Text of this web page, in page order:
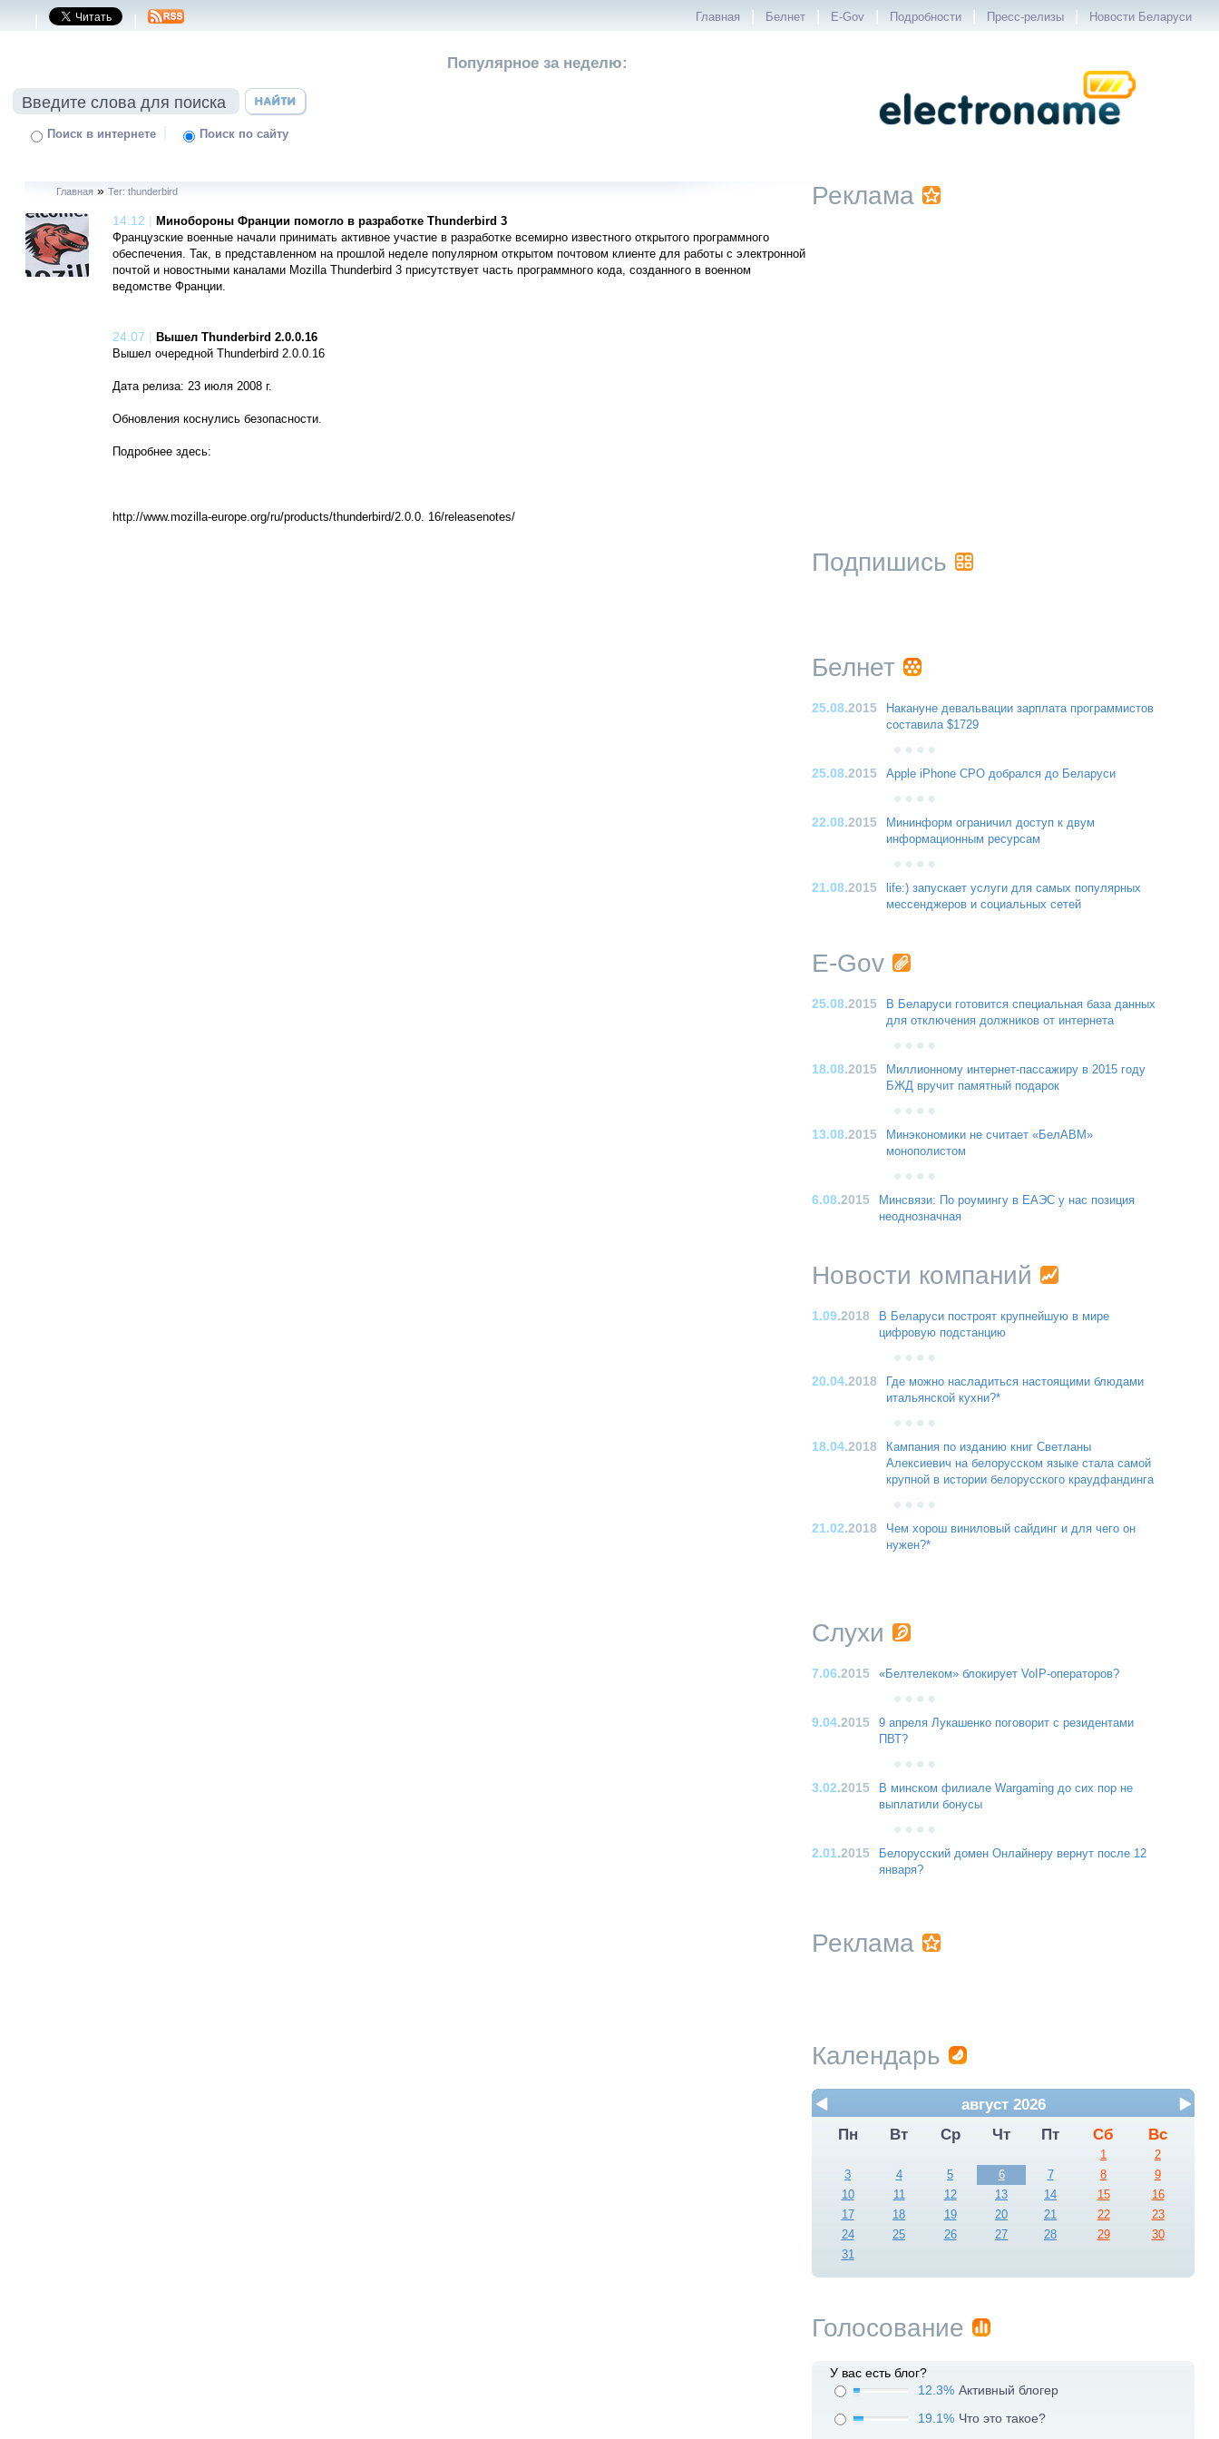
| | Главная | Белнет | E-Gov | Подробности | Пресс-релизы | Новости Беларуси
Поиск в интернете | Поиск по сайту
Популярное за неделю:
Главная » Тег: thunderbird
14.12 | Минобороны Франции помогло в разработке Thunderbird 3
Французские военные начали принимать активное участие в разработке всемирно известного открытого программного
обеспечения. Так, в представленном на прошлой неделе популярном открытом почтовом клиенте для работы с электронной
почтой и новостными каналами Mozilla Thunderbird 3 присутствует часть программного кода, созданного в военном
ведомстве Франции.
24.07 | Вышел Thunderbird 2.0.0.16
Вышел очередной Thunderbird 2.0.0.16
Дата релиза: 23 июля 2008 г.
Обновления коснулись безопасности.
Подробнее здесь:
http://www.mozilla-europe.org/ru/products/thunderbird/2.0.0. 16/releasenotes/
Реклама
Подпишись
Белнет
25.08.2015
Накануне девальвации зарплата программистов
составила $1729
25.08.2015 Apple iPhone CPO добрался до Беларуси
22.08.2015
Мининформ ограничил доступ к двум
информационным ресурсам
21.08.2015
life:) запускает услуги для самых популярных
мессенджеров и социальных сетей
E-Gov
25.08.2015
В Беларуси готовится специальная база данных
для отключения должников от интернета
18.08.2015
Миллионному интернет-пассажиру в 2015 году
БЖД вручит памятный подарок
13.08.2015
Минэкономики не считает «БелАВМ»
монополистом
6.08.2015
Минсвязи: По роумингу в ЕАЭС у нас позиция
неоднозначная
Новости компаний
1.09.2018
В Беларуси построят крупнейшую в мире
цифровую подстанцию
20.04.2018
Где можно насладиться настоящими блюдами
итальянской кухни?*
18.04.2018
Кампания по изданию книг Светланы
Алексиевич на белорусском языке стала самой
крупной в истории белорусского краудфандинга
21.02.2018
Чем хорош виниловый сайдинг и для чего он
нужен?*
Слухи
7.06.2015 «Белтелеком» блокирует VoIP-операторов?
9.04.2015
9 апреля Лукашенко поговорит с резидентами
ПВТ?
3.02.2015
В минском филиале Wargaming до сих пор не
выплатили бонусы
2.01.2015
Белорусский домен Онлайнеру вернут после 12
января?
Реклама
Календарь
август 2026
Пн
Вт Ср Чт Пт Сб Вс
1
2
3
4 5 6 7 8
9
10
11 12 13 14 15
16
17
18 19 20 21 22
23
24
25 26 27 28 29
30
31
Голосование
У вас есть блог?
12.3% Активный блогер
19.1% Что это такое?